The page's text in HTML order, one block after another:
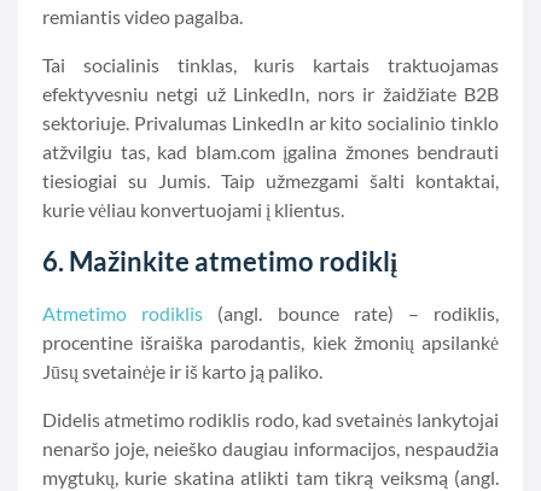
remiantis video pagalba.
Tai socialinis tinklas, kuris kartais traktuojamas
efektyvesniu netgi už LinkedIn, nors ir žaidžiate B2B
sektoriuje. Privalumas LinkedIn ar kito socialinio tinklo
atžvilgiu tas, kad blam.com įgalina žmones bendrauti
tiesiogiai su Jumis. Taip užmezgami šalti kontaktai,
kurie vėliau konvertuojami į klientus.
6. Mažinkite atmetimo rodiklį
Atmetimo rodiklis (angl. bounce rate) – rodiklis,
procentine išraiška parodantis, kiek žmonių apsilankė
Jūsų svetainėje ir iš karto ją paliko.
Didelis atmetimo rodiklis rodo, kad svetainės lankytojai
nenaršo joje, neieško daugiau informacijos, nespaudžia
mygtukų, kurie skatina atlikti tam tikrą veiksmą (angl.